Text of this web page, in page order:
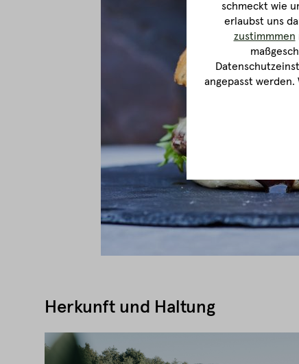
Herkunft und Haltung
schmeckt wie
erlaubst uns
zustimmmen
angepasst